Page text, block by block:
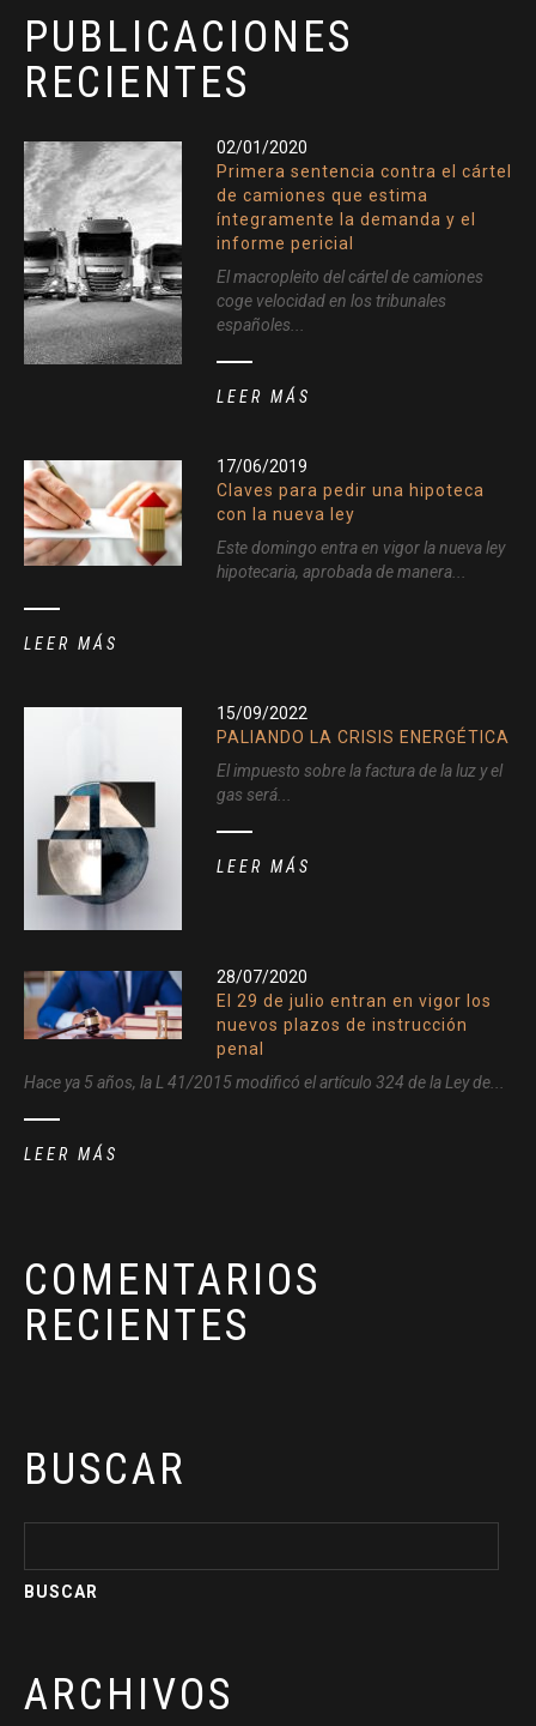
PUBLICACIONES
RECIENTES
02/01/2020
Primera sentencia contra el cártel
de camiones que estima
íntegramente la demanda y el
informe pericial
El macropleito del cártel de camiones
coge velocidad en los tribunales
españoles...
LEER MÁS
17/06/2019
Claves para pedir una hipoteca
con la nueva ley
Este domingo entra en vigor la nueva ley
hipotecaria, aprobada de manera...
LEER MÁS
15/09/2022
PALIANDO LA CRISIS ENERGÉTICA
El impuesto sobre la factura de la luz y el
gas será...
LEER MÁS
28/07/2020
El 29 de julio entran en vigor los
nuevos plazos de instrucción
penal
Hace ya 5 años, la L 41/2015 modificó el artículo 324 de la Ley de...
LEER MÁS
COMENTARIOS
RECIENTES
BUSCAR
ARCHIVOS